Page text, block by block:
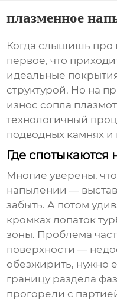
плазменное
Когда слышишь про
первое, что
идеальные
структурой. Но на
износ сопла
технологичный
подводных камнях и
Где
Многие уверены,
напылении —
забыть. А потом
кромках лопаток
зоны. Проблема
поверхности —
обезжирить, нужно
границу раздела
прогорели с